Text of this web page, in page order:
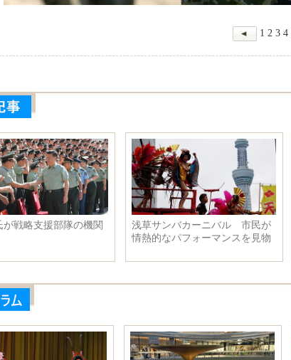
1 2 3 4
が戦略支援部隊の機関
浅草サンバカーニバル 市民が
情熱的なパフォーマンスを見物